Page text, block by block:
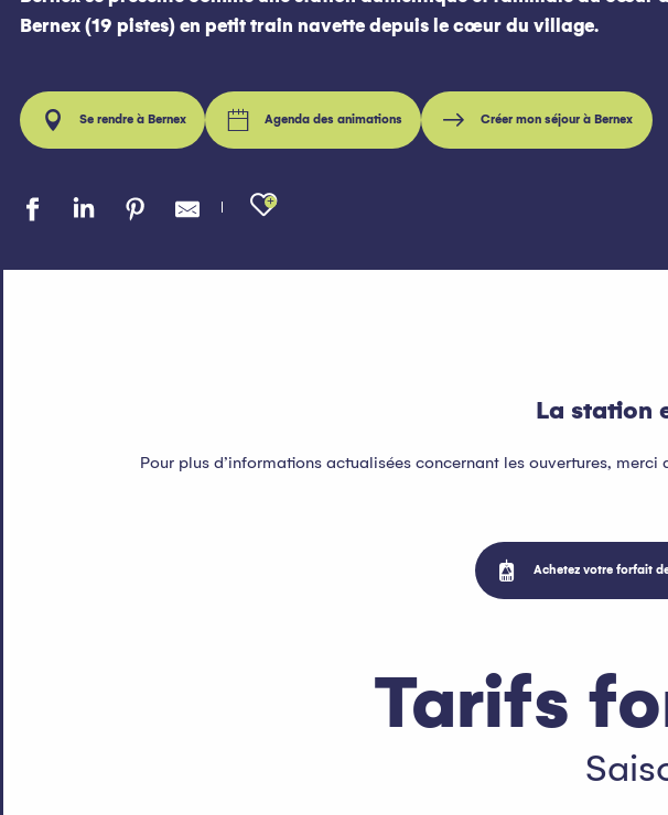
Bernex (19 pistes) en petit train navette depuis le cœur du village.
Se rendre à Bernex Agenda des animations Créer mon séjour à Bernex
Ajouter aux favoris
La station
Pour plus d’informations actualisées concernant les ouvertures,
Achetez votre forfait
Tarifs